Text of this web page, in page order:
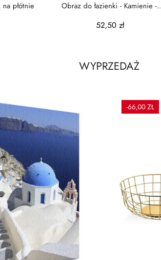
płótnie
Obraz do łazienki - Kamienie -
52,50 zł
WYPRZEDAŻ
-66,00 ZŁ